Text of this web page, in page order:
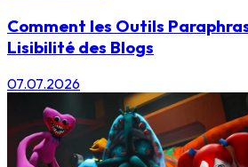
Comment les Outils
Lisibilité des Blogs
07.07.2026